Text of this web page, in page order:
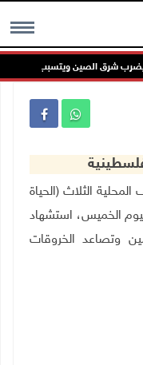
MENU
شرق الصين ويتسبب في إلغاء
الصحف المحلية الثلاث (الحياة
الخميس، استشهاد
وانتشال 8 جثامين وتصاعد الخروقات